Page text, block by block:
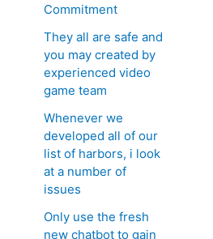
Commitment
They all are safe and
you may created by
experienced video
game team
Whenever we
developed all of our
list of harbors, i look
at a number of
issues
Only use the fresh
new chatbot to gain